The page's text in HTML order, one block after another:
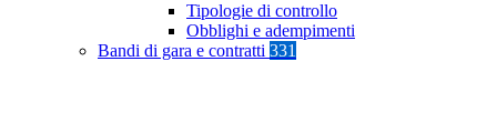
Tipologie di controllo
Obblighi e adempimenti
Bandi di gara e contratti 331